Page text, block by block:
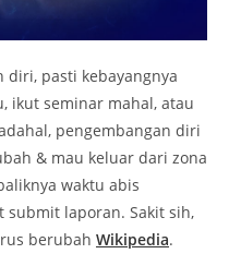
diri, pasti kebayangnya
ikut seminar mahal, atau
pengembangan diri
& mau keluar dari zona
waktu abis
submit laporan. Sakit sih,
berubah Wikipedia.